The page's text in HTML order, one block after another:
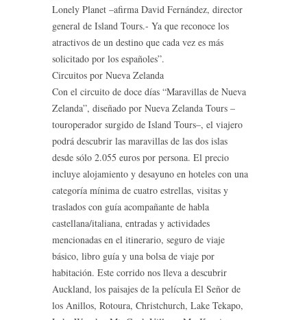
Lonely Planet –afirma David Fernández, director
general de Island Tours.- Ya que reconoce los
atractivos de un destino que cada vez es más
solicitado por los españoles”.
Circuitos por Nueva Zelanda
Con el circuito de doce días “Maravillas de Nueva
Zelanda”, diseñado por Nueva Zelanda Tours –
touroperador surgido de Island Tours–, el viajero
podrá descubrir las maravillas de las dos islas
desde sólo 2.055 euros por persona. El precio
incluye alojamiento y desayuno en hoteles con una
categoría mínima de cuatro estrellas, visitas y
traslados con guía acompañante de habla
castellana/italiana, entradas y actividades
mencionadas en el itinerario, seguro de viaje
básico, libro guía y una bolsa de viaje por
habitación. Este corrido nos lleva a descubrir
Auckland, los paisajes de la película El Señor de
los Anillos, Rotoura, Christchurch, Lake Tekapo,